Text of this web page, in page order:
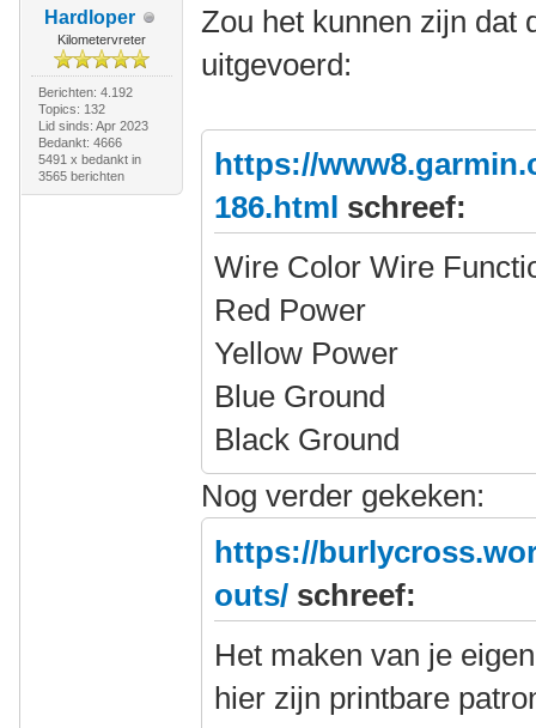
Hardloper
Kilometervreter
Berichten: 4.192
Topics: 132
Lid sinds: Apr 2023
Bedankt: 4666
5491 x bedankt in
3565 berichten
Zou het kunnen zijn dat
uitgevoerd:
https://
186.html schreef:
Wire Color Wire
Red Power
Yellow Power
Blue Ground
Black Ground
Nog verder gekeken:
https://
outs/ schreef:
Het maken van je
hier zijn printbare